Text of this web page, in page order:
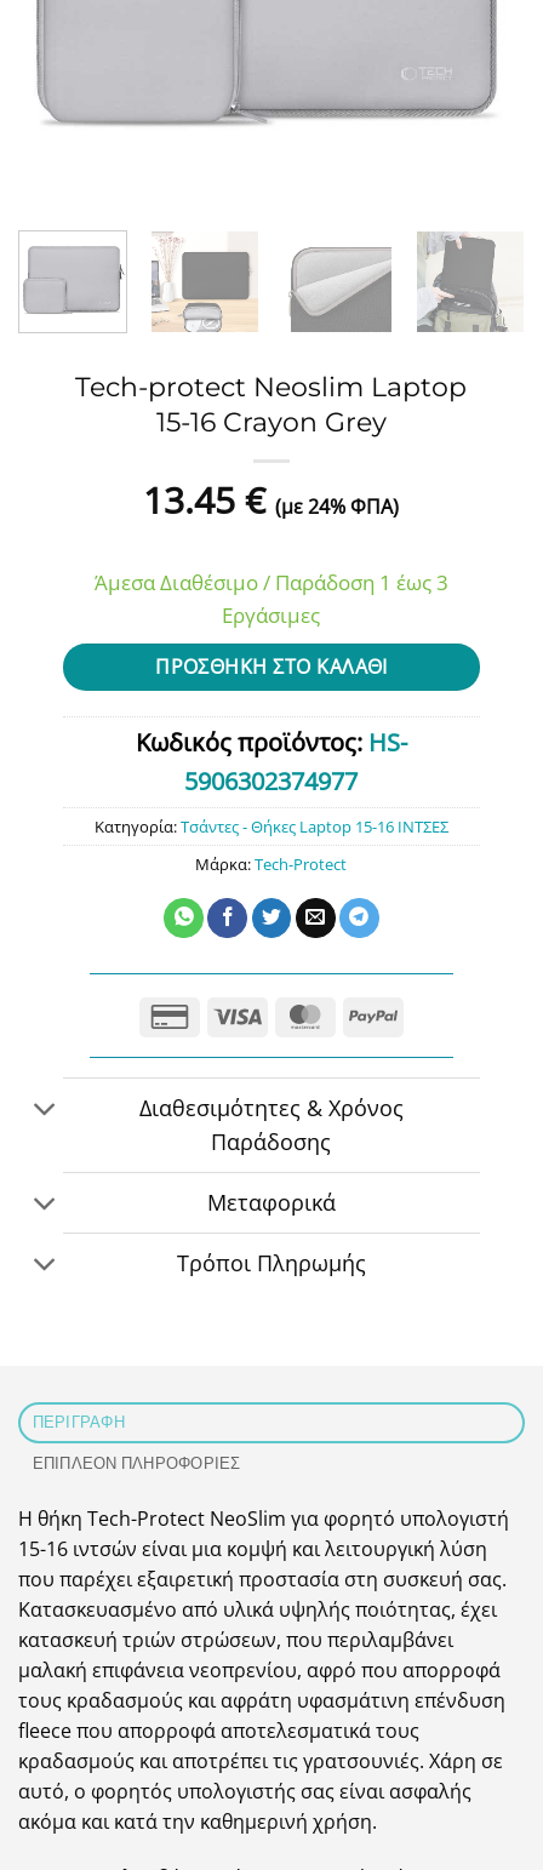
Tech-protect Neoslim Laptop
15-16 Crayon Grey
13.45€ (με 24% ΦΠΑ)
Άμεσα Διαθέσιμο / Παράδοση 1 έως 3
Εργάσιμες
ΠΡΟΣΘΉΚΗ ΣΤΟ ΚΑΛΆΘΙ
Κωδικός προϊόντος: HS-
5906302374977
Κατηγορία:Τσάντες - Θήκες Laptop 15-16 ΙΝΤΣΕΣ
Μάρκα:Tech-Protect
Credit
2
Visa MasterCard
PayPal
Διαθεσιμότητες & Χρόνος
Παράδοσης
Μεταφορικά
Τρόποι Πληρωμής
ΠΕΡΙΓΡΑΦΉ
ΕΠΙΠΛΈΟΝ ΠΛΗΡΟΦΟΡΊΕΣ
Η θήκη Tech-Protect NeoSlim για φορητό υπολογιστή
15-16 ιντσών είναι μια κομψή και λειτουργική λύση
που παρέχει εξαιρετική προστασία στη συσκευή σας.
Κατασκευασμένο από υλικά υψηλής ποιότητας, έχει
κατασκευή τριών στρώσεων, που περιλαμβάνει
μαλακή επιφάνεια νεοπρενίου, αφρό που απορροφά
τους κραδασμούς και αφράτη υφασμάτινη επένδυση
fleece που απορροφά αποτελεσματικά τους
κραδασμούς και αποτρέπει τις γρατσουνιές. Χάρη σε
αυτό, ο φορητός υπολογιστής σας είναι ασφαλής
ακόμα και κατά την καθημερινή χρήση.